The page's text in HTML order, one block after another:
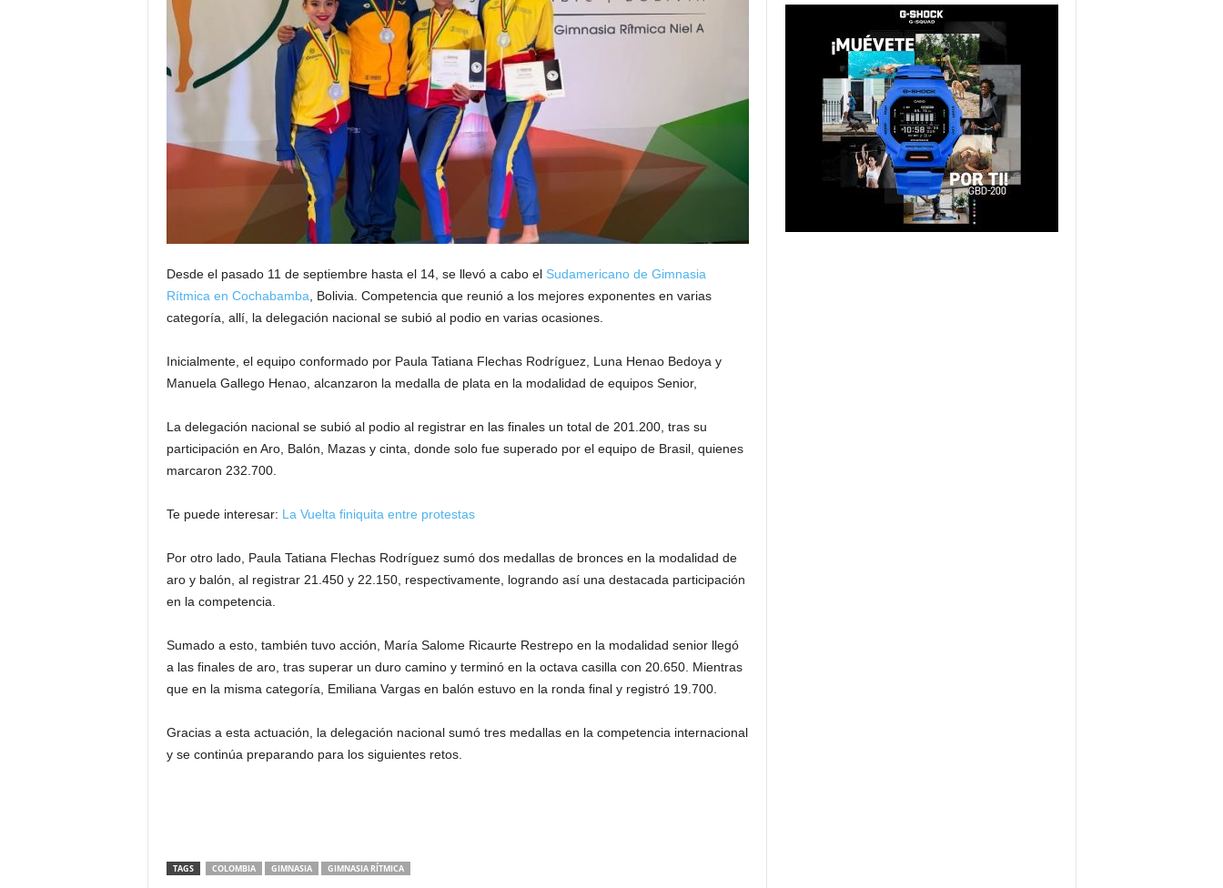
Desde el pasado 11 de septiembre hasta el 14, se llevó a cabo el Sudamericano de Gimnasia
Rítmica en Cochabamba , Bolivia. Competencia que reunió a los mejores exponentes en varias
categoría, allí, la delegación nacional se subió al podio en varias ocasiones.
Inicialmente, el equipo conformado por Paula Tatiana Flechas Rodríguez, Luna Henao Bedoya y
Manuela Gallego Henao, alcanzaron la medalla de plata en la modalidad de equipos Senior,
La delegación nacional se subió al podio al registrar en las finales un total de 201.200, tras su
participación en Aro, Balón, Mazas y cinta, donde solo fue superado por el equipo de Brasil, quienes
marcaron 232.700.
Te puede interesar: La Vuelta finiquita entre protestas
Por otro lado, Paula Tatiana Flechas Rodríguez sumó dos medallas de bronces en la modalidad de
aro y balón, al registrar 21.450 y 22.150, respectivamente, logrando así una destacada participación
en la competencia.
Sumado a esto, también tuvo acción, María Salome Ricaurte Restrepo en la modalidad senior llegó
a las finales de aro, tras superar un duro camino y terminó en la octava casilla con 20.650. Mientras
que en la misma categoría, Emiliana Vargas en balón estuvo en la ronda final y registró 19.700.
Gracias a esta actuación, la delegación nacional sumó tres medallas en la competencia internacional
y se continúa preparando para los siguientes retos.
TAGS COLOMBIA GIMNASIA GIMNASIA RÍTMICA